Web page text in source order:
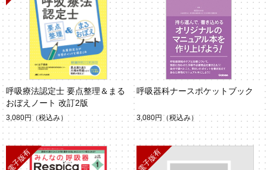
呼吸療法認定士 要点整理＆まる
おぼえノート 改訂2版
3,080円 （税込み）
呼吸器科ナースポケットブック
3,080円 （税込み）